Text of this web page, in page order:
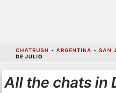
CHATRUSH • ARGENTINA • SAN
DE JULIO
All the chats in